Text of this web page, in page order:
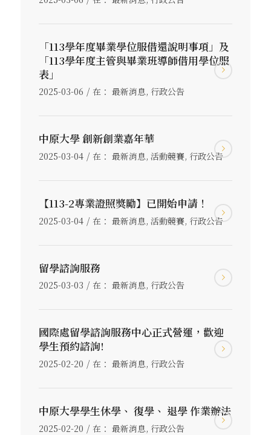
「113學年度畢業學位服借還說明事項」及
「113學年度主管與畢業班導師借用學位服
表」
2025-03-06 / 在： 最新消息, 行政公告
中原大學 創新創業嘉年華
2025-03-04 / 在： 最新消息, 活動競賽, 行政公告
【113-2專業證照獎勵】已開始申請！
2025-03-04 / 在： 最新消息, 活動競賽, 行政公告
留學諮詢服務
2025-03-03 / 在： 最新消息, 行政公告
國際處留學諮詢服務中心正式營運，歡迎
學生預約諮詢!
2025-02-20 / 在： 最新消息, 行政公告
中原大學學生休學、 復學、 退學 作業辦法
2025-02-20 / 在： 最新消息, 行政公告